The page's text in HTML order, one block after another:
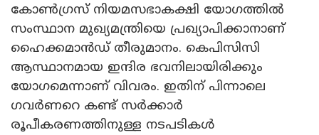
കോൺഗ്രസ് നിയമസഭാകക്ഷി യോഗത്തിൽ
സംസ്ഥാന മുഖ്യമന്ത്രിയെ പ്രഖ്യാപിക്കാനാണ്
ഹൈക്കമാൻഡ് തീരുമാനം. കെപിസിസി
ആസ്ഥാനമായ ഇന്ദിര ഭവനിലായിരിക്കും
യോഗമെന്നാണ് വിവരം. ഇതിന് പിന്നാലെ
ഗവർണറെ കണ്ട് സർക്കാർ
രൂപീകരണത്തിനുള്ള നടപടികൾ